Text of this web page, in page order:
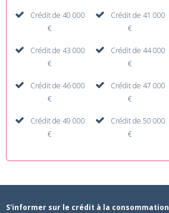
Crédit de 40 000
€
Crédit de 41 000
€
Crédit de 43 000
€
Crédit de 44 000
€
Crédit de 46 000
€
Crédit de 47 000
€
Crédit de 49 000
€
Crédit de 50 000
€
S'informer sur le crédit à la consommation